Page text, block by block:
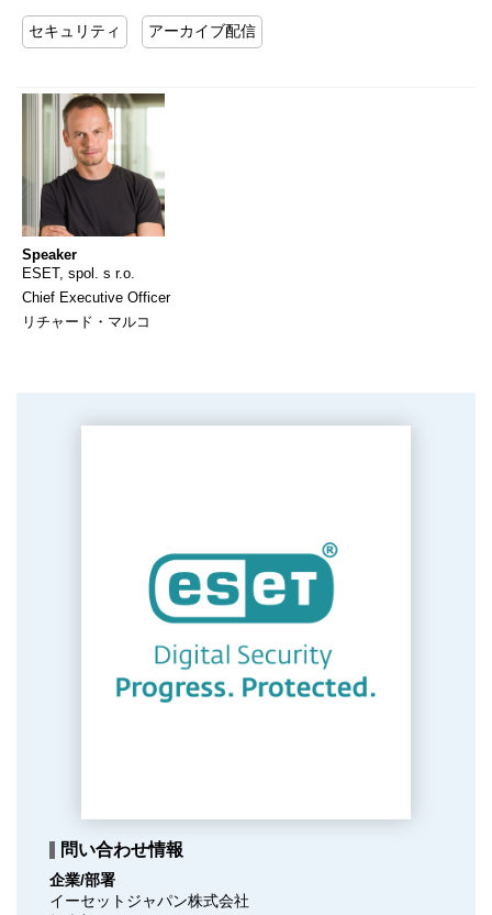
セキュリティ アーカイブ配信
Speaker
ESET, spol. s r.o.
Chief Executive Officer
リチャード・マルコ
問い合わせ情報
企業/部署
イーセットジャパン株式会社